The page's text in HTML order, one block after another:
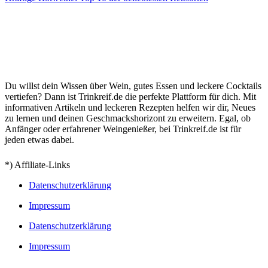
Du willst dein Wissen über Wein, gutes Essen und leckere Cocktails
vertiefen? Dann ist Trinkreif.de die perfekte Plattform für dich. Mit
informativen Artikeln und leckeren Rezepten helfen wir dir, Neues
zu lernen und deinen Geschmackshorizont zu erweitern. Egal, ob
Anfänger oder erfahrener Weingenießer, bei Trinkreif.de ist für
jeden etwas dabei.
*) Affiliate-Links
Datenschutzerklärung
Impressum
Datenschutzerklärung
Impressum